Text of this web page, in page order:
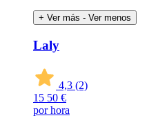
+ Ver más - Ver menos
Laly
4,3 (2)
15 50 €
por hora